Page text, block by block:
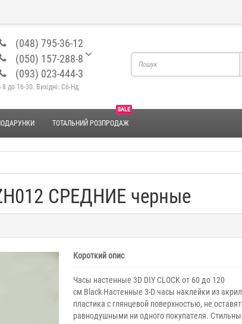
(048) 795-36-12
(050) 157-288-8
(093) 023-444-3
8 до 16-30. Вихідні: Сб-Нд
SALE
ТОТАЛЬНИЙ РОЗПРОДАЖ
СРЕДНИЕ черные
Короткий опис
Часы настенные 3D DIY CLOCK от 60 до 120
см Black Настенные 3-D часы наклейки из
пластика с глянцевой поверхностью, не оставят
равнодушными ни одного покупателя.